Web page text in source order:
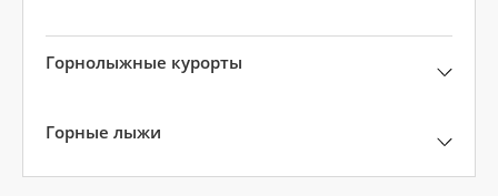
Горнолыжные курорты
Горные лыжи